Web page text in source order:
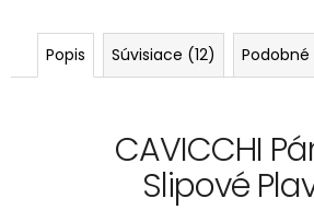
Popis Súvisiace (12) Podobné
CAVICCHI
Slipové